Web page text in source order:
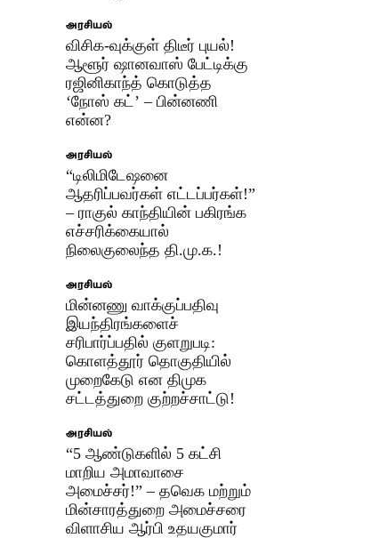
அரசியல்
விசிக-வுக்குள் திடீர் புயல்!
ஆளூர் ஷானவாஸ் பேட்டிக்கு
ரஜினிகாந்த் கொடுத்த
‘நோஸ் கட்’ – பின்னணி
என்ன?
அரசியல்
“டிலிமிடேஷனை
ஆதரிப்பவர்கள் எட்டப்பர்கள்!”
– ராகுல் காந்தியின் பகிரங்க
எச்சரிக்கையால்
நிலைகுலைந்த தி.மு.க.!​
அரசியல்
மின்னணு வாக்குப்பதிவு
இயந்திரங்களைச்
சரிபார்ப்பதில் குளறுபடி:
கொளத்தூர் தொகுதியில்
முறைகேடு என திமுக
சட்டத்துறை குற்றச்சாட்டு!
அரசியல்
“5 ஆண்டுகளில் 5 கட்சி
மாறிய அமாவாசை
அமைச்சர்!” – தவெக மற்றும்
மின்சாரத்துறை அமைச்சரை
விளாசிய ஆர்பி உதயகுமார்